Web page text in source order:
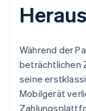
Während der
beträchtlichen
seine
Mobilgerät